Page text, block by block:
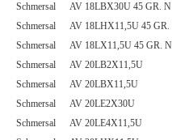
Schmersal AV 18LBX30U 45 GR. N
Schmersal AV 18LHX11,5U 45 GR.
Schmersal AV 18LX11,5U 45 GR. N
Schmersal AV 20LB2X11,5U
Schmersal AV 20LBX11,5U
Schmersal AV 20LE2X30U
Schmersal AV 20LE4X11,5U